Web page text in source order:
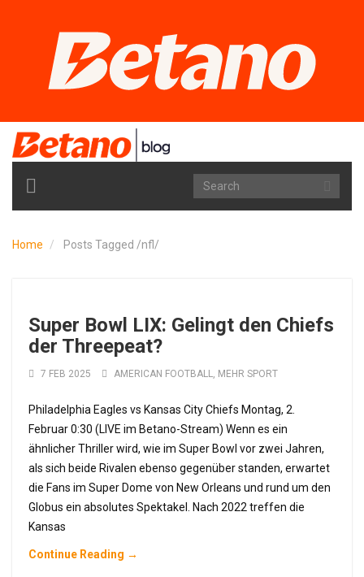
TOGGLE
NAVIGATION
Home Posts Tagged /nfl/
Super Bowl LIX: Gelingt den Chiefs
der Threepeat?
7 FEB 2025 AMERICAN FOOTBALL, MEHR SPORT
Philadelphia Eagles vs Kansas City Chiefs Montag, 2.
Februar 0:30 (LIVE im Betano-Stream) Wenn es ein
ähnlicher Thriller wird, wie im Super Bowl vor zwei Jahren,
als sich beide Rivalen ebenso gegenüber standen, erwartet
die Fans im Super Dome von New Orleans und rund um den
Globus ein absolutes Spektakel. Nach 2022 treffen die
Kansas
Continue Reading →